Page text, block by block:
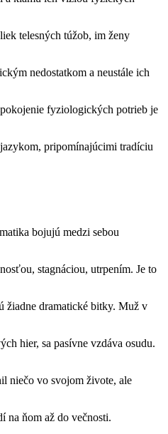
telesných túžob, im ženy
nedostatkom a neustále ich
fyziologických potrieb je
pripomínajúcimi tradíciu
bojujú medzi sebou
stagnáciou, utrpením. Je to
žiadne dramatické bitky. Muž v
hier, sa pasívne vzdáva osudu.
niečo vo svojom živote, ale
na ňom až do večnosti.